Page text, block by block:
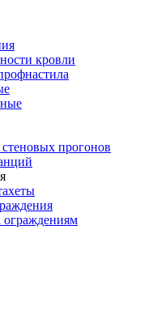
кровли
прогонов